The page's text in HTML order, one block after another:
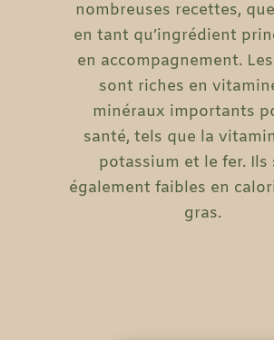
nombreuses recettes,
en tant qu’ingrédient
en accompagnement.
sont riches en
minéraux importants
santé, tels que la
potassium et le fer. Ils
également faibles en
gras.